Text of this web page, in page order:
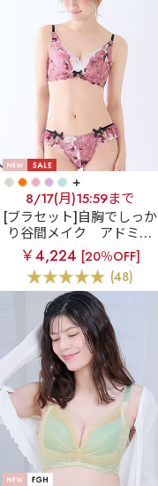
+
8/17(月)15:59まで
[ブラセット]自胸でしっか
り谷間メイク
アドミレ
フラワー カシュクールレ
ース脇高ブラ(R) ブラジャ
ー&ショーツ
￥4,224 [20％OFF]
(48)